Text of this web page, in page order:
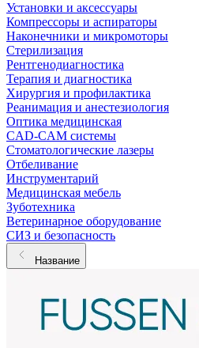
Установки и аксессуары
Компрессоры и аспираторы
Наконечники и микромоторы
Стерилизация
Рентгенодиагностика
Терапия и диагностика
Хирургия и профилактика
Реанимация и анестезиология
Оптика медицинская
CAD-CAM системы
Стоматологические лазеры
Отбеливание
Инструментарий
Медицинская мебель
Зуботехника
Ветеринарное оборудование
СИЗ и безопасность
Название